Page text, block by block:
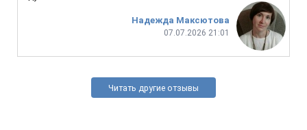
Надежда Максютова
07.07.2026 21:01
Читать другие отзывы